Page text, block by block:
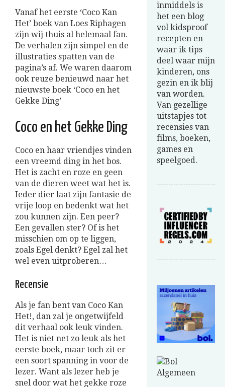
Vanaf het eerste ‘Coco Kan
Het’ boek van Loes Riphagen
zijn wij thuis al helemaal fan.
De verhalen zijn simpel en de
illustraties spatten van de
pagina’s af. We waren daarom
ook reuze benieuwd naar het
nieuwste boek ‘Coco en het
Gekke Ding’
Coco en het Gekke Ding
Coco en haar vriendjes vinden
een vreemd ding in het bos.
Het is zacht en roze en geen
van de dieren weet wat het is.
Ieder dier laat zijn fantasie de
vrije loop en bedenkt wat het
zou kunnen zijn. Een peer?
Een gevallen ster? Of is het
misschien om op te liggen,
zoals Egel denkt? Egel zal het
wel even uitproberen…
Recensie
Als je fan bent van Coco Kan
Het!, dan zal je ongetwijfeld
dit verhaal ook leuk vinden.
Het is niet net zo leuk als het
eerste boek, maar toch zit er
een soort spanning in voor de
lezer. Want als lezer heb je
snel door wat het gekke roze
inmiddels is
het een blog
vol kidsproof
recepten en
waar ik tips
deel waar mijn
kinderen, ons
gezin en ik blij
van worden.
Van gezellige
uitstapjes tot
recensies van
films, boeken,
games en
speelgoed.